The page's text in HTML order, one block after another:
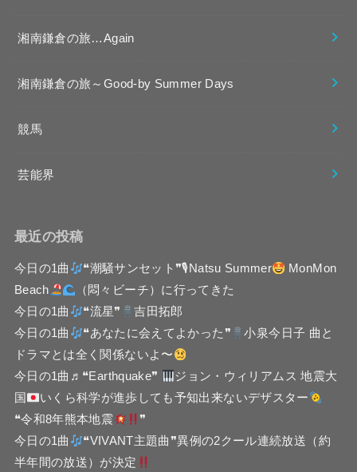
湘南鎌倉の旅…Again
湘南鎌倉の旅～Good-by Summer Days
競馬
芸能界
最近の投稿
今日の1曲 ❝潮騒サンセット❞🎙Natsu Summer
MonMon
Beach
（悶々ビーチ）に行ってきた
今日の1曲
❝流星❞
吉田拓郎
今日の1曲
❝あなたに会えてよかった❞
小泉今日子 曲と
ドラマとは全く関係ないよ〜
今日の1曲♬❝Earthquake❞
ジョン・ウィリアムス 地震大
国
いくら科学が進歩しても予知出来ないデザスター
❝令和8年熊本地震
❞
今日の1曲
❝VIVANT主題曲❞異例の2クール連続放送（約
半年間の放送）が決定